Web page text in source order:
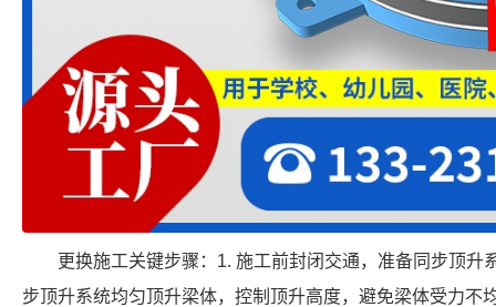
更换施工关键步骤：1. 施工前封闭交通，准备同步顶升
步顶升系统均匀顶升梁体，控制顶升高度，避免梁体受力不